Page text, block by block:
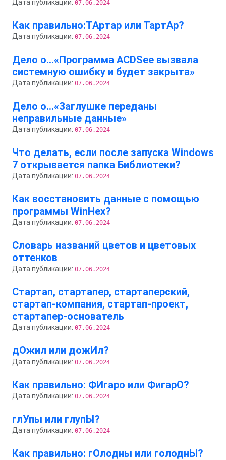
Дата публикации: 07.06.2024
Как правильно:ТАртар или ТартАр?
Дата публикации: 07.06.2024
Дело о…«Программа ACDSee вызвала
системную ошибку и будет закрыта»
Дата публикации: 07.06.2024
Дело о…«Заглушке переданы
неправильные данные»
Дата публикации: 07.06.2024
Что делать, если после запуска Windows
7 открывается папка Библиотеки?
Дата публикации: 07.06.2024
Как восстановить данные с помощью
программы WinHex?
Дата публикации: 07.06.2024
Словарь названий цветов и цветовых
оттенков
Дата публикации: 07.06.2024
Стартап, стартапер, стартаперский,
стартап-компания, стартап-проект,
стартапер-основатель
Дата публикации: 07.06.2024
дОжил или дожИл?
Дата публикации: 07.06.2024
Как правильно: ФИгаро или ФигарО?
Дата публикации: 07.06.2024
глУпы или глупЫ?
Дата публикации: 07.06.2024
Как правильно: гОлодны или голоднЫ?